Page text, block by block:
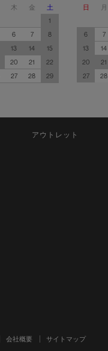
木 金
土
1
6 7
8
13 14
15
20 21
22
27 28
29
日
月
6
7
13
14
20
21
27
28
アウトレット
会社概要 サイトマップ